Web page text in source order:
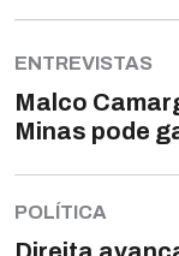
ENTREVISTAS
Malco
Minas pode
POLÍTICA